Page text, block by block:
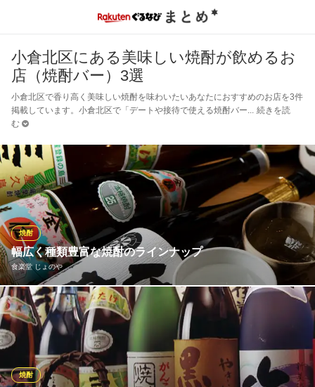
小倉北区にある美味しい焼酎が飲めるお
店（焼酎バー）3選
小倉北区で香り高く美味しい焼酎を味わいたいあなたにおすすめのお店を3件
掲載しています。小倉北区で「デートや接待で使える焼酎バー
続きを読
む
幅広く種類豊富な焼酎のラインナップ
食楽堂 じょのや
焼酎
当店には九州各地から取り寄せた焼酎が並びます。中でも芋焼酎
の品揃えは豊富！定番ものから、貴重でレアな『佐藤 黒』や『伊
佐美』などプレミアムな芋焼酎までお試しいただけます。豊富な
洋食メニューや肉料理に合わせられるように、ワインの種類も充
実しております。カジュアルにグラスから楽しめます。
焼酎